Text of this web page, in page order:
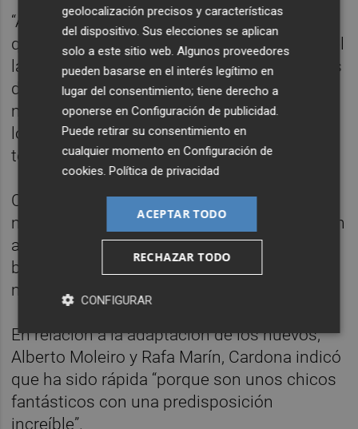
“Al final, lo que todo futbolista agradece es
que intenten que seamos mejores”, añadió el
lateral, que aseguró que uno de los objetivos
del Villarreal para el próximo curso es “ser
más fuertes defensivamente”, algo que ya
logró en el tramo final de la pasada
temporada.
Cardona admitió que el grupo “echa de
menos” a los jugadores importantes que han
abandonado el club, si bien precisó que el
bloque “sigue siendo el mismo y se
mantiene la idea”.
En relación a la adaptación de los nuevos,
Alberto Moleiro y Rafa Marín, Cardona indicó
que ha sido rápida “porque son unos chicos
fantásticos con una predisposición
increíble”.
geolocalización precisos y características
del dispositivo. Sus elecciones se aplican
solo a este sitio web. Algunos proveedores
pueden basarse en el interés legítimo en
lugar del consentimiento; tiene derecho a
oponerse enConfiguración de publicidad.
Puede retirar su consentimiento en
cualquier momento enConfiguración de
cookies.Política de privacidad
ACEPTAR TODO
RECHAZAR TODO
CONFIGURAR